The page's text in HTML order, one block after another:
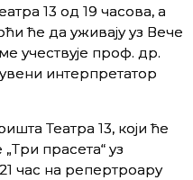
13 од 19 часова, а
ће да уживају уз Вече
учествује проф. др.
интерпретатор
Театра 13, који ће
прасета“ уз
час на репертроару